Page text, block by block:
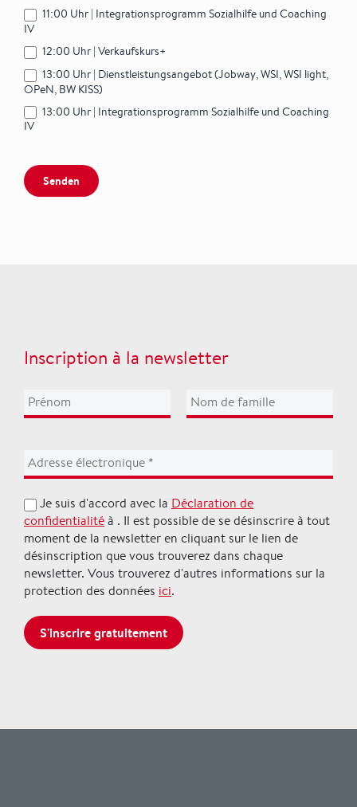
11:00 Uhr | Integrationsprogramm Sozialhilfe und Coaching
IV
12:00 Uhr | Verkaufskurs+
13:00 Uhr | Dienstleistungsangebot (Jobway, WSI, WSI light,
OPeN, BW KISS)
13:00 Uhr | Integrationsprogramm Sozialhilfe und Coaching
IV
Senden
Inscription à la newsletter
Je suis d'accord avec la Déclaration de
confidentialitéà . Il est possible de se désinscrire à tout
moment de la newsletter en cliquant sur le lien de
désinscription que vous trouverez dans chaque
newsletter. Vous trouverez d'autres informations sur la
protection des données ici.